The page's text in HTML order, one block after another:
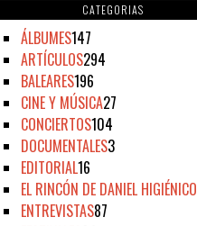
CATEGORIAS
ÁLBUMES147
ARTÍCULOS294
BALEARES196
CINE Y MÚSICA27
CONCIERTOS104
DOCUMENTALES3
EDITORIAL16
EL RINCÓN DE DANIEL HIGIÉNICO
ENTREVISTAS87